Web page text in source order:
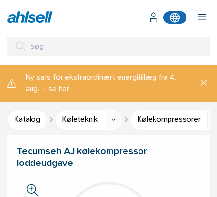
Ny sats for ekstraordinært energitillæg fra 4.
aug. – se her
Katalog Køleteknik Kølekompressorer
Tecumseh AJ kølekompressor
loddeudgave